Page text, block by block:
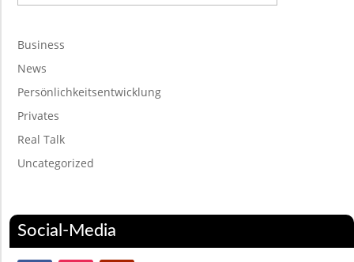
Business
News
Persönlichkeitsentwicklung
Privates
Real Talk
Uncategorized
Social-Media